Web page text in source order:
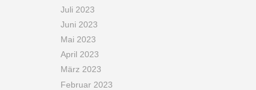
Juli 2023
Juni 2023
Mai 2023
April 2023
März 2023
Februar 2023